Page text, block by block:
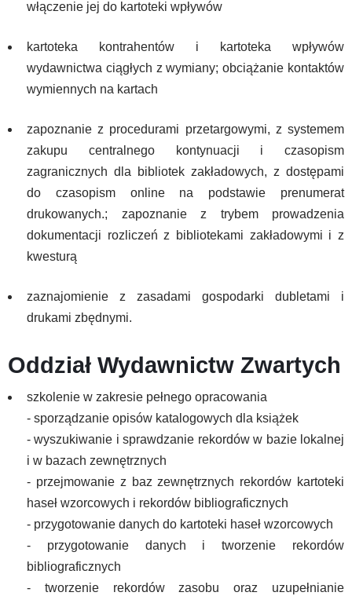
włączenie jej do kartoteki wpływów
kartoteka kontrahentów i kartoteka wpływów
wydawnictwa ciągłych z wymiany; obciążanie kontaktów
wymiennych na kartach
zapoznanie z procedurami przetargowymi, z systemem
zakupu centralnego kontynuacji i czasopism
zagranicznych dla bibliotek zakładowych, z dostępami
do czasopism online na podstawie prenumerat
drukowanych.; zapoznanie z trybem prowadzenia
dokumentacji rozliczeń z bibliotekami zakładowymi i z
kwesturą
zaznajomienie z zasadami gospodarki dubletami i
drukami zbędnymi.
Oddział Wydawnictw Zwartych
szkolenie w zakresie pełnego opracowania
- sporządzanie opisów katalogowych dla książek
- wyszukiwanie i sprawdzanie rekordów w bazie lokalnej
i w bazach zewnętrznych
- przejmowanie z baz zewnętrznych rekordów kartoteki
haseł wzorcowych i rekordów bibliograficznych
- przygotowanie danych do kartoteki haseł wzorcowych
- przygotowanie danych i tworzenie rekordów
bibliograficznych
- tworzenie rekordów zasobu oraz uzupełnianie